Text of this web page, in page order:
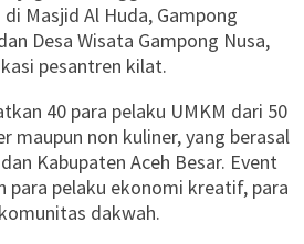
Masjid Al Huda, Gampong
Desa Wisata Gampong Nusa,
pesantren kilat.
40 para pelaku UMKM dari 50
maupun non kuliner, yang berasal
Kabupaten Aceh Besar. Event
para pelaku ekonomi kreatif, para
dakwah.